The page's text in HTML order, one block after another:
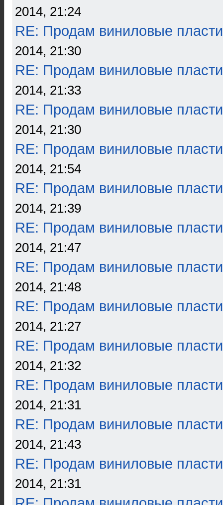
2014, 21:24
RE: Продам виниловые
2014, 21:30
RE: Продам виниловые
2014, 21:33
RE: Продам виниловые
2014, 21:30
RE: Продам виниловые
2014, 21:54
RE: Продам виниловые
2014, 21:39
RE: Продам виниловые
2014, 21:47
RE: Продам виниловые
2014, 21:48
RE: Продам виниловые
2014, 21:27
RE: Продам виниловые
2014, 21:32
RE: Продам виниловые
2014, 21:31
RE: Продам виниловые
2014, 21:43
RE: Продам виниловые
2014, 21:31